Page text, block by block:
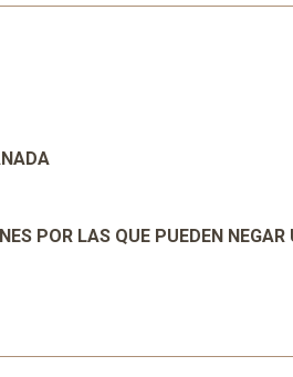
POR LAS QUE PUEDEN